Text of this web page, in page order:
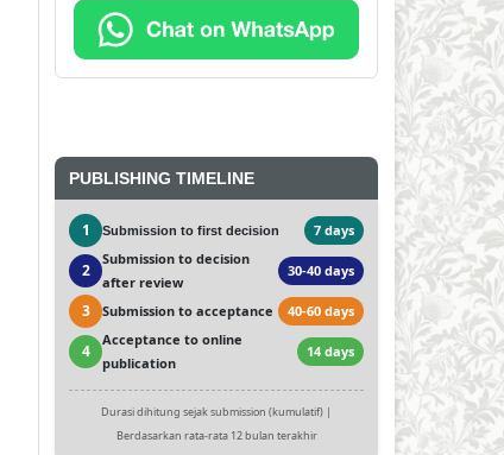
PUBLISHING TIMELINE
1 Submission to first decision 7 days
2
Submission to decision
after review
30-40 days
3 Submission to acceptance 40-60 days
4
Acceptance to online
publication
14 days
Durasi dihitung sejak submission (kumulatif) |
Berdasarkan rata-rata 12 bulan terakhir